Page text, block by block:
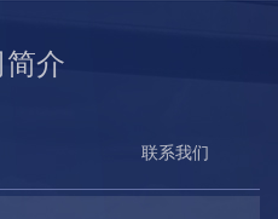
介
联系我们